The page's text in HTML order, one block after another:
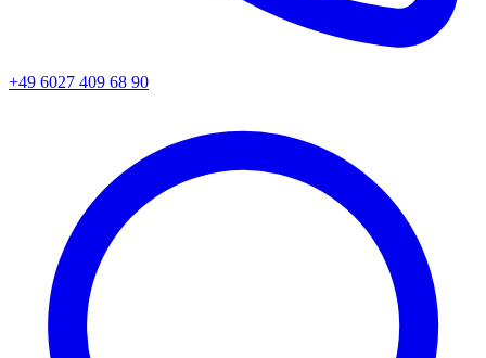
+49 6027 409 68 90